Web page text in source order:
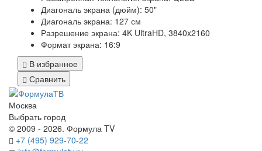
Диагональ экрана (дюйм): 50"
Диагональ экрана: 127 см
Разрешение экрана: 4K UltraHD, 3840x2160
Формат экрана: 16:9
В избранное
Сравнить
Москва
Выбрать город
© 2009 - 2026. Формула TV
+7 (495) 929-70-22